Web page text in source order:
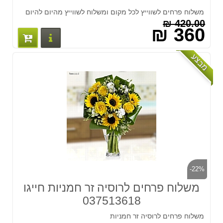
משלוח פרחים לשווייץ לכל מקום ומשלוח לשווייץ מהיום להיום
420.00 ₪
360 ₪ פרטים
מבצע
-22%
משלוח פרחים לרוסיה זר חמניות חייגו
037513618
משלוח פרחים לרוסיה זר חמניות